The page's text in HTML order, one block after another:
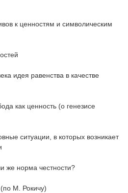
к ценностям и символическим
идея равенства в качестве
как ценность (о генезисе
ситуации, в которых возникает
же норма честности?
М. Рокичу)